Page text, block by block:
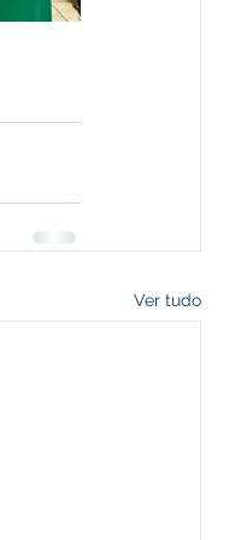
Ver tudo